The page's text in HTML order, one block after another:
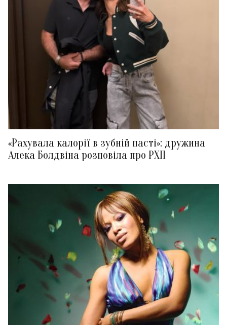
«Рахувала калорії в зубній пасті»: дружина
Алека Болдвіна розповіла про РХП